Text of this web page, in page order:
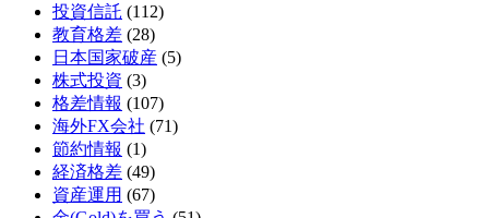
投資信託 (112)
教育格差 (28)
日本国家破産 (5)
株式投資 (3)
格差情報 (107)
海外FX会社 (71)
節約情報 (1)
経済格差 (49)
資産運用 (67)